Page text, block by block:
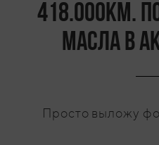
418.000км.
масла в
Просто выложу